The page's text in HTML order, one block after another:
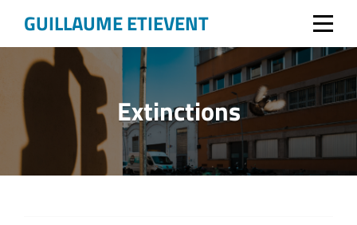
contenu
GUILLAUME ETIEVENT
Extinctions